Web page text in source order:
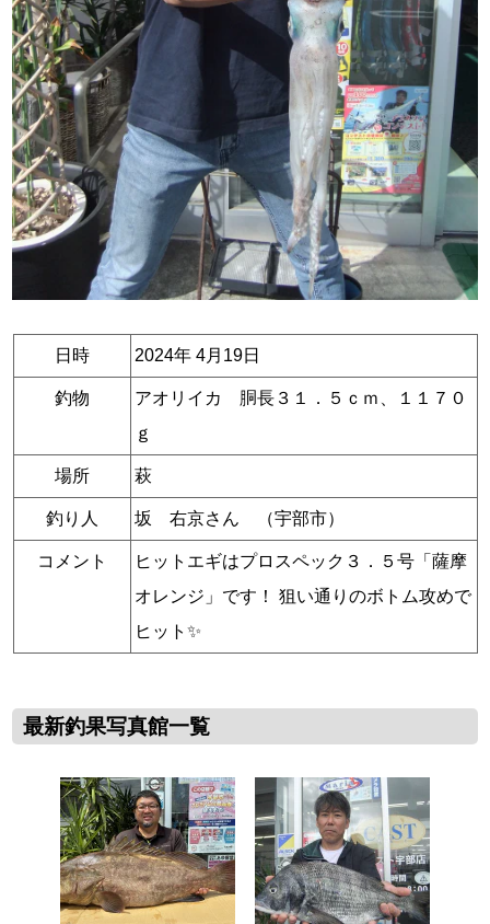
日時 2024年 4月19日
釣物
アオリイカ 胴長３１．５ｃｍ、１１７０
ｇ
場所 萩
釣り人 坂 右京さん （宇部市）
コメント
ヒットエギはプロスペック３．５号「薩摩
オレンジ」です！ 狙い通りのボトム攻めで
ヒット✨
最新釣果写真館一覧